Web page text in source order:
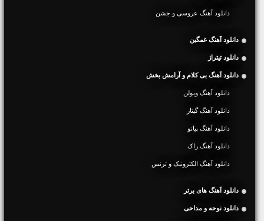
دانلود آهنگ عروسی و جشن
دانلود آهنگ غمگین
دانلود تیتراژ
دانلود آهنگ بی کلام و آرامش بخش
دانلود آهنگ ویولن
دانلود آهنگ گیتار
دانلود آهنگ پیانو
دانلود آهنگ راک
دانلود آهنگ الکترونیک و ترنس
دانلود آهنگ های برتر
دانلود نوحه و مداحی